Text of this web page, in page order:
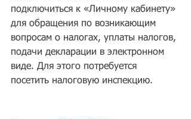
подключиться к «Личному кабинету»
для обращения по возникающим
вопросам о налогах, уплаты налогов,
подачи декларации в электронном
виде. Для этого потребуется
посетить налоговую инспекцию.